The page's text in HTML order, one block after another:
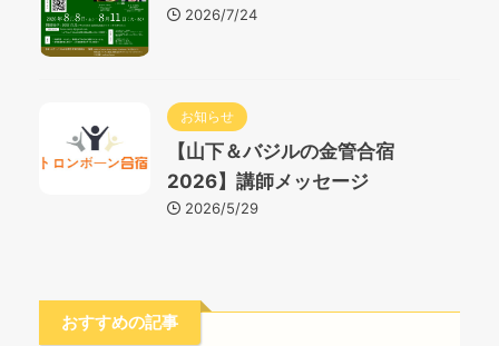
2026/7/24
お知らせ
【山下＆バジルの金管合宿
2026】講師メッセージ
2026/5/29
おすすめの記事